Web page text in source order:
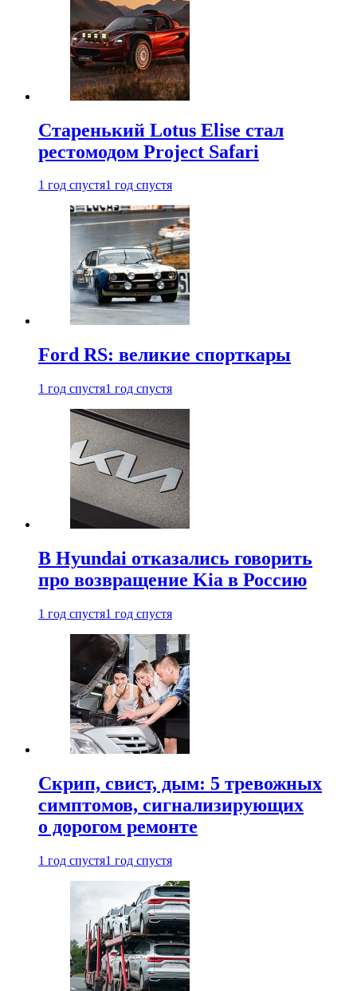
Старенький Lotus Elise стал
рестомодом Project Safari
1 год спустя1 год спустя
Ford RS: великие спорткары
1 год спустя1 год спустя
В Hyundai отказались говорить
про возвращение Kia в Россию
1 год спустя1 год спустя
Скрип, свист, дым: 5 тревожных
симптомов, сигнализирующих
о дорогом ремонте
1 год спустя1 год спустя